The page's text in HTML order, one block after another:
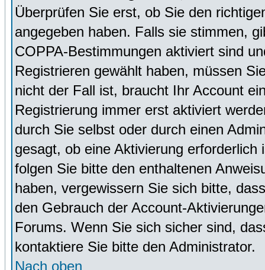
Überprüfen Sie erst, ob Sie den
angegeben haben. Falls sie stimmen,
COPPA-Bestimmungen aktiviert sind
Registrieren gewählt haben, müssen
nicht der Fall ist, braucht Ihr Account
Registrierung immer erst aktiviert
durch Sie selbst oder durch einen
gesagt, ob eine Aktivierung
folgen Sie bitte den enthaltenen
haben, vergewissern Sie sich bitte,
den Gebrauch der Account-
Forums. Wenn Sie sich sicher sind,
kontaktiere Sie bitte den Administrator.
Nach oben